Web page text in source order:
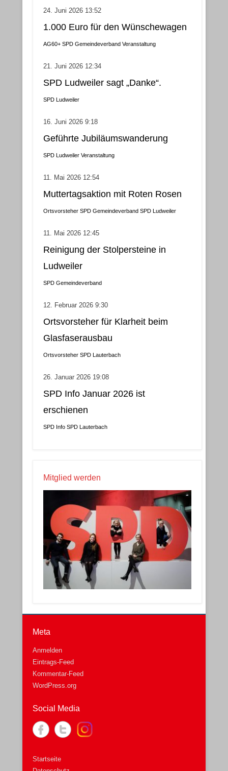
24. Juni 2026 13:52
1.000 Euro für den Wünschewagen
AG60+ SPD Gemeindeverband Veranstaltung
21. Juni 2026 12:34
SPD Ludweiler sagt „Danke“.
SPD Ludweiler
16. Juni 2026 9:18
Geführte Jubiläumswanderung
SPD Ludweiler Veranstaltung
11. Mai 2026 12:54
Muttertagsaktion mit Roten Rosen
Ortsvorsteher SPD Gemeindeverband SPD Ludweiler
11. Mai 2026 12:45
Reinigung der Stolpersteine in
Ludweiler
SPD Gemeindeverband
12. Februar 2026 9:30
Ortsvorsteher für Klarheit beim
Glasfaserausbau
Ortsvorsteher SPD Lauterbach
26. Januar 2026 19:08
SPD Info Januar 2026 ist
erschienen
SPD Info SPD Lauterbach
Mitglied werden
Meta
Anmelden
Eintrags-Feed
Kommentar-Feed
WordPress.org
Social Media
Startseite